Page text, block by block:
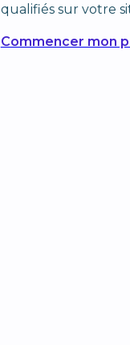
qualifiés sur votre
Commencer mon